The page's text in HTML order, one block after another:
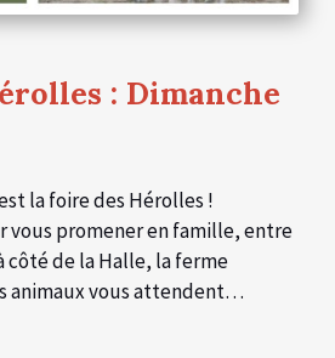
: Dimanche
la foire des Hérolles !
vous promener en famille, entre
de la Halle, la ferme
animaux vous attendent…